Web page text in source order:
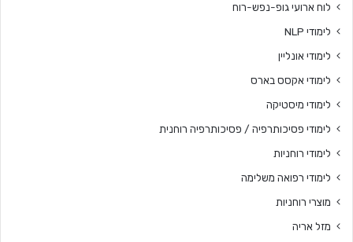
לוח ארועי גופ-נפש-רוח
לימודי NLP
לימודי אונליין
לימודי אקסס בארס
לימודי מיסטיקה
לימודי פסיכותרפיה / פסיכותרפיה רוחנית
לימודי רוחניות
לימודי רפואה משלימה
מוצרי רוחניות
מזל אריה